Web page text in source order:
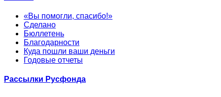
«Вы помогли, спасибо!»
Сделано
Бюллетень
Благодарности
Куда пошли ваши деньги
Годовые отчеты
Рассылки Русфонда